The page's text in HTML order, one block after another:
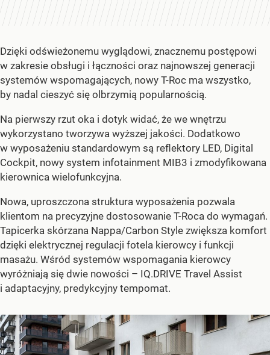
Dzięki odświeżonemu wyglądowi, znacznemu postępowi
w zakresie obsługi i łączności oraz najnowszej generacji
systemów wspomagających, nowy T-Roc ma wszystko,
by nadal cieszyć się olbrzymią popularnością.
Na pierwszy rzut oka i dotyk widać, że we wnętrzu
wykorzystano tworzywa wyższej jakości. Dodatkowo
w wyposażeniu standardowym są reflektory LED, Digital
Cockpit, nowy system infotainment MIB3 i zmodyfikowana
kierownica wielofunkcyjna.
Nowa, uproszczona struktura wyposażenia pozwala
klientom na precyzyjne dostosowanie T-Roca do wymagań.
Tapicerka skórzana Nappa/Carbon Style zwiększa komfort
dzięki elektrycznej regulacji fotela kierowcy i funkcji
masażu. Wśród systemów wspomagania kierowcy
wyróżniają się dwie nowości – IQ.DRIVE Travel Assist
i adaptacyjny, predykcyjny tempomat.